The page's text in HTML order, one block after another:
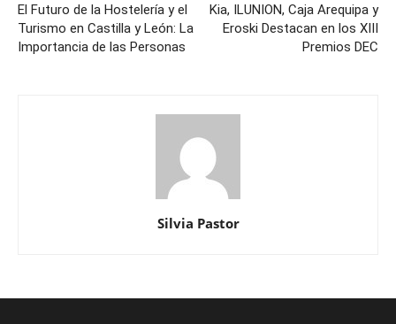
El Futuro de la Hostelería y el
Turismo en Castilla y León: La
Importancia de las Personas
Kia, ILUNION, Caja Arequipa y
Eroski Destacan en los XIII
Premios DEC
Silvia Pastor